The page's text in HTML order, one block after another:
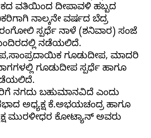
ವತಿಯಿಂದ ದೀಪಾವಳಿ ಹಬ್ಬದ
ನಾಲ್ಕನೇ ವರ್ಷದ ಬೆದ್ರ
ಸ್ಪರ್ಧೆ ನಾಳೆ (ಶನಿವಾರ) ಸಂಜೆ
ನಡೆಯಲಿದೆ.
ಗೂಡುದೀಪ, ಮಾದರಿ
ಗೂಡುದೀಪ ಸ್ಪರ್ಧೆ ಹಾಗೂ
ನಗದು ಬಹುಮಾನವಿದೆ ಎಂದು
ಅಧ್ಯಕ್ಷ ಕೆ.ಅಭಯಚಂದ್ರ ಹಾಗೂ
ಮುರಳೀಧರ ಕೋಟ್ಯಾನ್ ಅವರು